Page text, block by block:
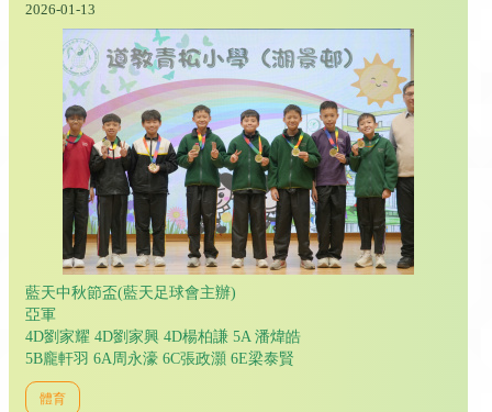
2026-01-13
藍天中秋節盃(藍天足球會主辦)
亞軍
4D劉家耀 4D劉家興 4D楊柏謙 5A 潘煒皓
5B龐軒羽 6A周永濠 6C張政灝 6E梁泰賢
體育